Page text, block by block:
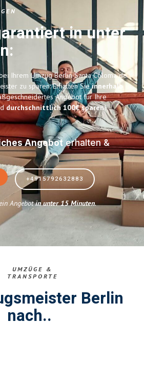
in unter
Ihrem Umzug Berlin Santa Coloma de
zu sparen: Erhalten Sieinnerhalb
Angebot für Ihre
durchschnittlich 100€ sparen!
Angeboterhalten &
+4915792632883
Angebotin unter 15 Minuten.
UMZÜGE &
TRANSPORTE
Berlin
nach..